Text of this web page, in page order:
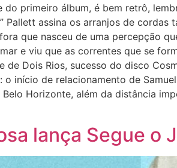
do primeiro álbum, é bem retrô,
Pallett assina os arranjos de cordas
que nasceu de uma percepção
e viu que as correntes que se
de Dois Rios, sucesso do disco
o início de relacionamento de
Belo Horizonte, além da distância
lança Segue o